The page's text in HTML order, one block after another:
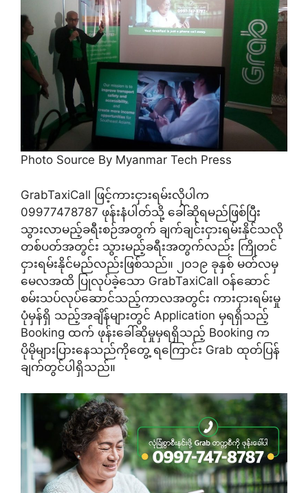
Photo Source By Myanmar Tech Press
GrabTaxiCall ဖြင့်ကားငှားရမ်းလိုပါက
09977478787 ဖုန်းနံပါတ်သို့ ခေါ်ဆိုရမည်ဖြစ်ပြီး
သွားလာမည့်ခရီးစဉ်အတွက် ချက်ချင်းငှားရမ်းနိုင်သလို
တစ်ပတ်အတွင်း သွားမည့်ခရီးအတွက်လည်း ကြိုတင်
ငှားရမ်းနိုင်မည်လည်းဖြစ်သည်။ ၂၀၁၉ ခုနှစ် မတ်လမှ
မေလအထိ ပြုလုပ်ခဲ့သော GrabTaxiCall ဝန်ဆောင်
စမ်းသပ်လုပ်ဆောင်သည့်ကာလအတွင်း ကားငှားရမ်းမှု
ပုံမှန်ရှိ သည့်အချိန်များတွင် Application မှရရှိသည့်
Booking ထက် ဖုန်းခေါ်ဆိုမှုမှရရှိသည့် Booking က
ပိုမိုများပြားနေသည်ကိုတွေ့ ရကြောင်း Grab ထုတ်ပြန်
ချက်တွင်ပါရှိသည်။